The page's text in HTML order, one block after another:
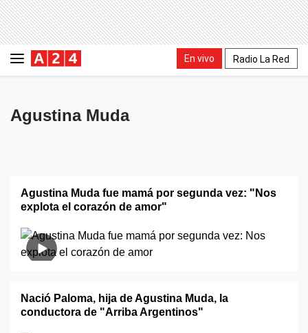
En vivo Radio La Red
Agustina Muda
Agustina Muda fue mamá por segunda vez: "Nos
explota el corazón de amor"
Nació Paloma, hija de Agustina Muda, la
conductora de "Arriba Argentinos"